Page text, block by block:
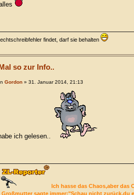
findet, darf sie behalten
so zur Info..
Gordon » 31. Januar 2014, 21:13
ich gelesen..
Ich hasse das Chaos,aber das
Großmutter sagte immer:"Schau nicht zurück,du